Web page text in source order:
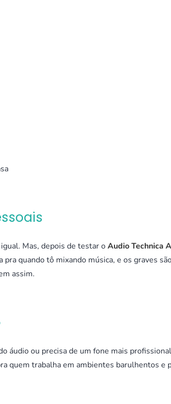
Mas, depois de testar oAudio Technica
quando tô mixando música, e os graves
assim.
áudio ou precisa de um fone mais
quem trabalha em ambientes barulhentos e